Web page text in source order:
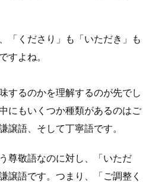
「くださり」も「いただき」も
すよね。
するのかを理解するのが先でし
にもいくつか種類があるのはご
譲語、そして丁寧語です。
尊敬語なのに対し、「いただ
譲語です。つまり、「ご調整く